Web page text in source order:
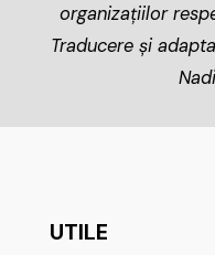
organizațiilor
Traducere și
UTILE